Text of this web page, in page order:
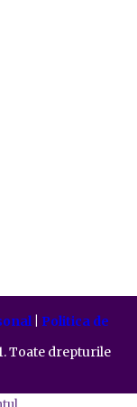
| Politica de
Toate drepturile